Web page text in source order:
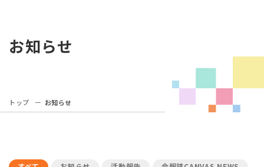
お知らせ
トップ お知らせ